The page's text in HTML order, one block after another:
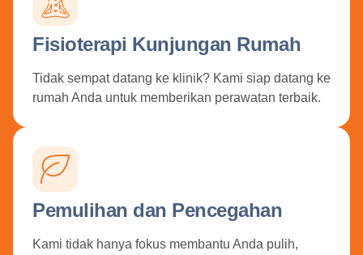
Fisioterapi Kunjungan Rumah
Tidak sempat datang ke klinik? Kami siap datang ke
rumah Anda untuk memberikan perawatan terbaik.
Pemulihan dan Pencegahan
Kami tidak hanya fokus membantu Anda pulih,